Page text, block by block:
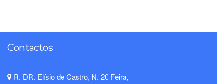
Contactos
R. DR. Elísio de Castro, N. 20 Feira,